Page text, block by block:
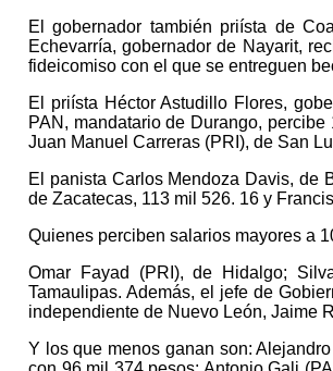
El gobernador también priísta de
Echevarría, gobernador de Nayarit,
fideicomiso con el que se entreguen
El priísta Héctor Astudillo Flores,
PAN, mandatario de Durango,
Juan Manuel Carreras (PRI), de San
El panista Carlos Mendoza Davis, de
de Zacatecas, 113 mil 526. 16 y
Quienes perciben salarios mayores a
Omar Fayad (PRI), de Hidalgo;
Tamaulipas. Además, el jefe de
independiente de Nuevo León, Jaime
Y los que menos ganan son: